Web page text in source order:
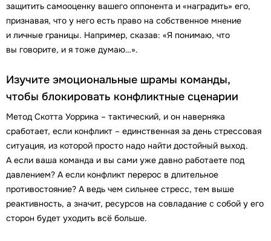
защитить самооценку вашего оппонента и «наградить» его,
признавая, что у него есть право на собственное мнение
и личные границы. Например, сказав: «Я понимаю, что
вы говорите, и я тоже думаю…».
Изучите эмоциональные шрамы команды,
чтобы блокировать конфликтные сценарии
Метод Скотта Уоррика – тактический, и он наверняка
сработает, если конфликт – единственная за день стрессовая
ситуация, из которой просто надо найти достойный выход.
А если ваша команда и вы сами уже давно работаете под
давлением? А если конфликт перерос в длительное
противостояние? А ведь чем сильнее стресс, тем выше
реактивность, а значит, ресурсов на совладание с собой у его
сторон будет уходить всё больше.